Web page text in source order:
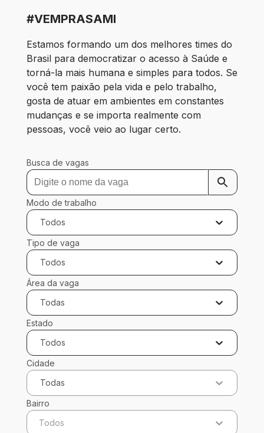
#VEMPRASAMI
Estamos formando um dos melhores times do
Brasil para democratizar o acesso à Saúde e
torná-la mais humana e simples para todos. Se
você tem paixão pela vida e pelo trabalho,
gosta de atuar em ambientes em constantes
mudanças e se importa realmente com
pessoas, você veio ao lugar certo.
Busca de vagas
Modo de trabalho
Todos
Tipo de vaga
Todos
Área da vaga
Todas
Estado
Todos
Cidade
Todas
Bairro
Todos